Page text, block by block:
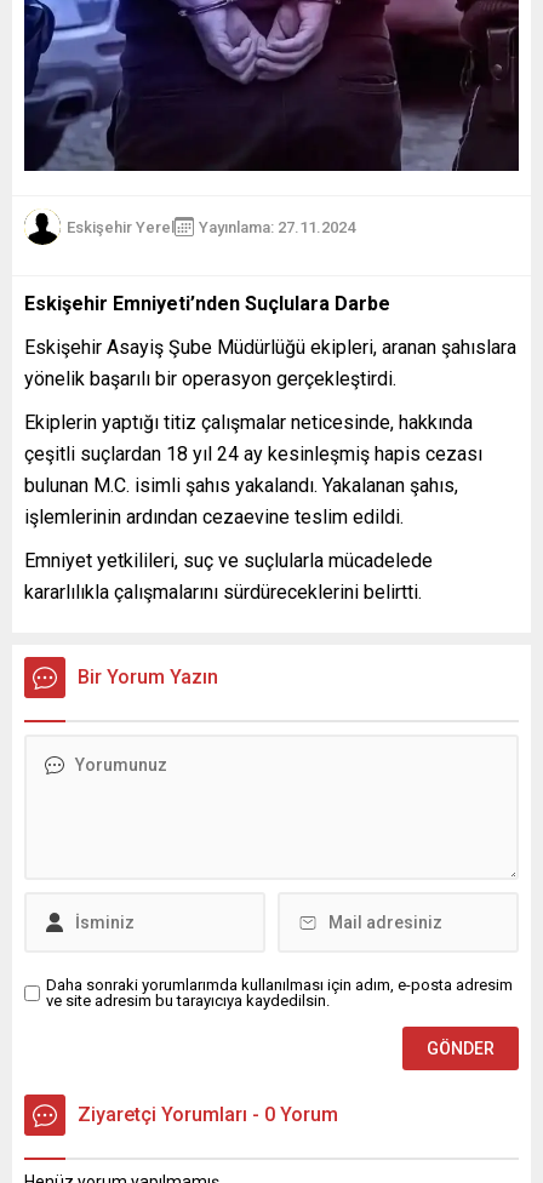
Eskişehir Yerel Yayınlama: 27.11.2024
Eskişehir Emniyeti’nden Suçlulara Darbe
Eskişehir Asayiş Şube Müdürlüğü ekipleri, aranan şahıslara
yönelik başarılı bir operasyon gerçekleştirdi.
Ekiplerin yaptığı titiz çalışmalar neticesinde, hakkında
çeşitli suçlardan 18 yıl 24 ay kesinleşmiş hapis cezası
bulunan M.C. isimli şahıs yakalandı. Yakalanan şahıs,
işlemlerinin ardından cezaevine teslim edildi.
Emniyet yetkilileri, suç ve suçlularla mücadelede
kararlılıkla çalışmalarını sürdüreceklerini belirtti.
Bir Yorum Yazın
Daha sonraki yorumlarımda kullanılması için adım, e-posta adresim
ve site adresim bu tarayıcıya kaydedilsin.
Ziyaretçi Yorumları - 0 Yorum